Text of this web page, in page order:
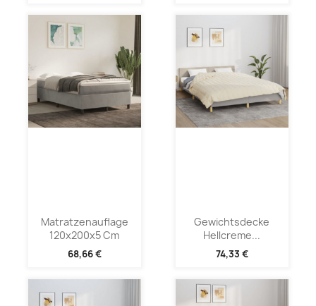
Matratzenauflage
120x200x5 Cm
68,66 €
Gewichtsdecke
Hellcreme...
74,33 €